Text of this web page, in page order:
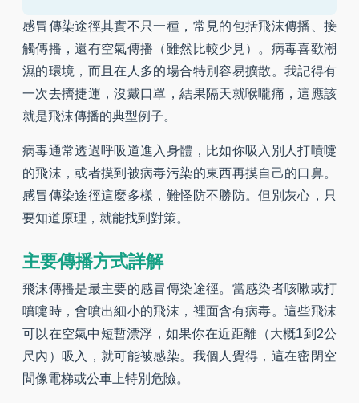
感冒傳染途徑其實不只一種，常見的包括飛沫傳播、接
觸傳播，還有空氣傳播（雖然比較少見）。病毒喜歡潮
濕的環境，而且在人多的場合特別容易擴散。我記得有
一次去擠捷運，沒戴口罩，結果隔天就喉嚨痛，這應該
就是飛沫傳播的典型例子。
病毒通常透過呼吸道進入身體，比如你吸入別人打噴嚏
的飛沫，或者摸到被病毒污染的東西再摸自己的口鼻。
感冒傳染途徑這麼多樣，難怪防不勝防。但別灰心，只
要知道原理，就能找到對策。
主要傳播方式詳解
飛沫傳播是最主要的感冒傳染途徑。當感染者咳嗽或打
噴嚏時，會噴出細小的飛沫，裡面含有病毒。這些飛沫
可以在空氣中短暫漂浮，如果你在近距離（大概1到2公
尺內）吸入，就可能被感染。我個人覺得，這在密閉空
間像電梯或公車上特別危險。